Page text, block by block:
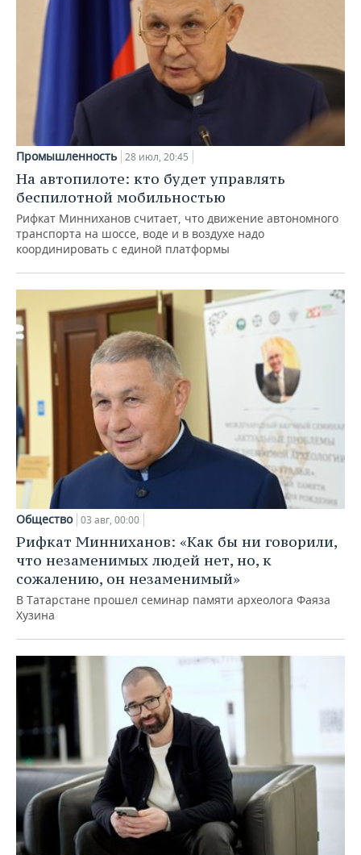
Промышленность 28 июл, 20:45
На автопилоте: кто будет управлять
беспилотной мобильностью
Рифкат Минниханов считает, что движение автономного
транспорта на шоссе, воде и в воздухе надо
координировать с единой платформы
Общество 03 авг, 00:00
Рифкат Минниханов: «Как бы ни говорили,
что незаменимых людей нет, но, к
сожалению, он незаменимый»
В Татарстане прошел семинар памяти археолога Фаяза
Хузина